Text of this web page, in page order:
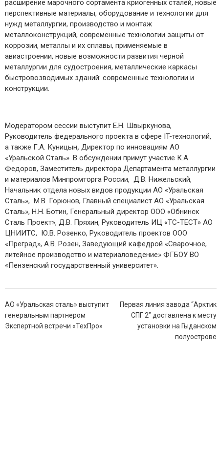
расширение марочного сортамента криогенных сталей, новые
перспективные материалы, оборудование и технологии для
нужд металлургии, производство и монтаж
металлоконструкций, современные технологии защиты от
коррозии, металлы и их сплавы, применяемые в
авиастроении, новые возможности развития черной
металлургии для судостроения, металлические каркасы
быстровозводимых зданий: современные технологии и
конструкции.
Модератором сессии выступит Е.Н. Швыркунова,
Руководитель федерального проекта в сфере IT-технологий,
а также Г.А. Куницын, Директор по инновациям АО
«Уральской Сталь». В обсуждении примут участие К.А.
Федоров, Заместитель директора Департамента металлургии
и материалов Минпромторга России, Д.В. Нижельский,
Начальник отдела новых видов продукции АО «Уральская
Сталь», М.В. Горюнов, Главный специалист АО «Уральская
Сталь», Н.Н. Ботин, Генеральный директор ООО «Обнинск
Сталь Проект», Д.В. Пряхин, Руководитель ИЦ «ТС-ТЕСТ» АО
ЦНИИТС, Ю.В. Розенко, Руководитель проектов ООО
«Преград», А.В. Розен, Заведующий кафедрой «Сварочное,
литейное производство и материаловедение» ФГБОУ ВО
«Пензенский государственный университет».
Навигация
по
записям
АО «Уральская сталь» выступит
генеральным партнером
Экспертной встречи «ТехПро»
Первая линия завода “Арктик
СПГ 2” доставлена к месту
установки на Гыданском
полуострове